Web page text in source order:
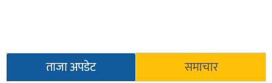
ताजा अपडेट समाचार